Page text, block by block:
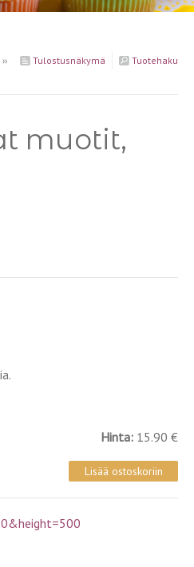
Tuotehaku
Tulostusnäkymä
››
muotit,
Hinta: 15.90 €